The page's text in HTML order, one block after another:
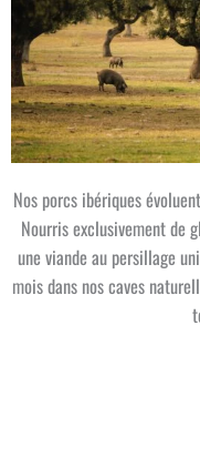
Nos porcs ibériques
Nourris exclusivement de
une viande au persillage
mois dans nos caves